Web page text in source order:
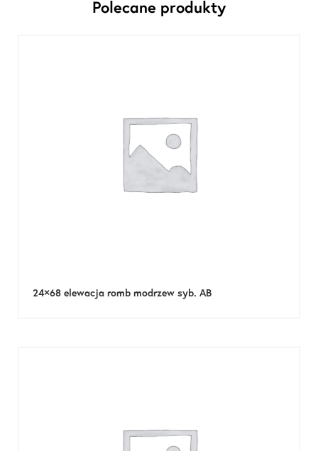
Polecane produkty
24×68 elewacja romb modrzew syb. AB